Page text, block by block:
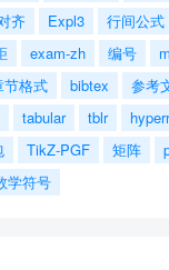
齐 Expl3 行间公式
exam-zh 编号
节格式 bibtex
参考
tabular tblr
TikZ-PGF 矩阵
学符号